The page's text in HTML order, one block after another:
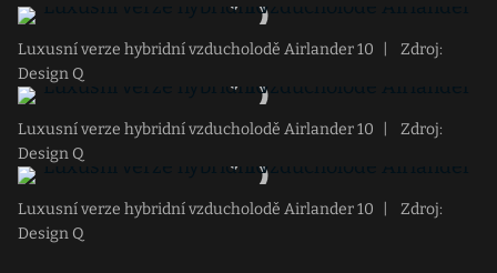
Luxusní verze hybridní vzducholodě Airlander 10
Zdroj:
Design Q
Luxusní verze hybridní vzducholodě Airlander 10
Zdroj:
Design Q
Luxusní verze hybridní vzducholodě Airlander 10
Zdroj:
Design Q